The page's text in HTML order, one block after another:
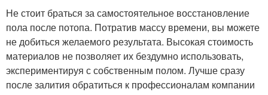
Не стоит браться за самостоятельное восстановление
пола после потопа. Потратив массу времени, вы можете
не добиться желаемого результата. Высокая стоимость
материалов не позволяет их бездумно использовать,
экспериментируя с собственным полом. Лучше сразу
после залития обратиться к профессионалам компании